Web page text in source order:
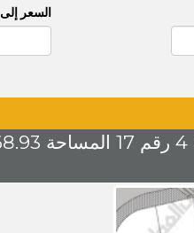
السعر إلى